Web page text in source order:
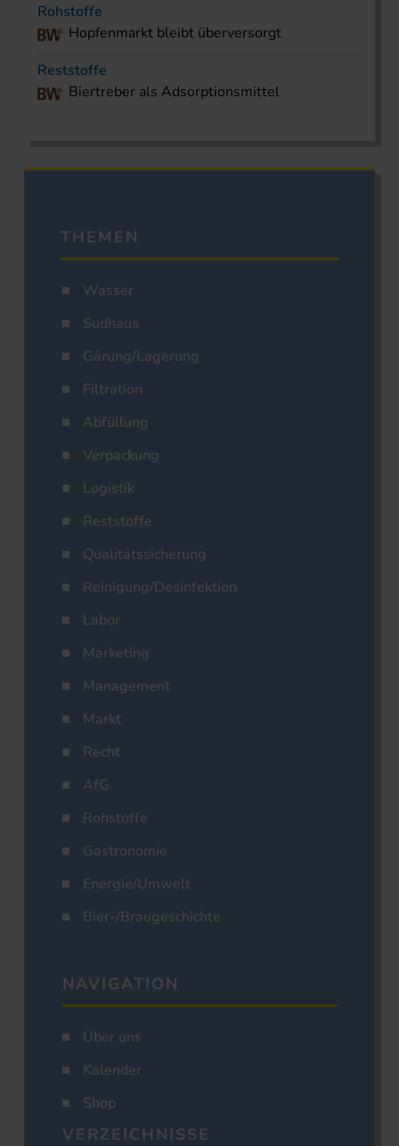
Rohstoffe
Hopfenmarkt bleibt überversorgt
Reststoffe
Biertreber als Adsorptionsmittel
THEMEN
Wasser
Sudhaus
Gärung/Lagerung
Filtration
Abfüllung
Verpackung
Logistik
Reststoffe
Qualitätssicherung
Reinigung/Desinfektion
Labor
Marketing
Management
Markt
Recht
AfG
Rohstoffe
Gastronomie
Energie/Umwelt
Bier-/Braugeschichte
NAVIGATION
Über uns
Kalender
Shop
VERZEICHNISSE